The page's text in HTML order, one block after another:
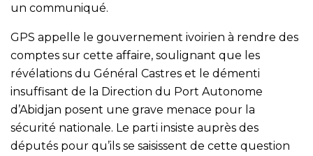
un communiqué.
GPS appelle le gouvernement ivoirien à rendre des
comptes sur cette affaire, soulignant que les
révélations du Général Castres et le démenti
insuffisant de la Direction du Port Autonome
d’Abidjan posent une grave menace pour la
sécurité nationale. Le parti insiste auprès des
députés pour qu’ils se saisissent de cette question